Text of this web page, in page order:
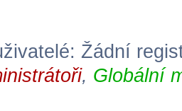
Žádní
, Globální